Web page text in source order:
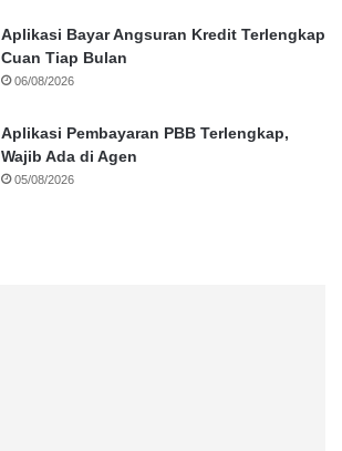
Aplikasi Bayar Angsuran Kredit Terlengkap
Cuan Tiap Bulan
06/08/2026
Aplikasi Pembayaran PBB Terlengkap,
Wajib Ada di Agen
05/08/2026